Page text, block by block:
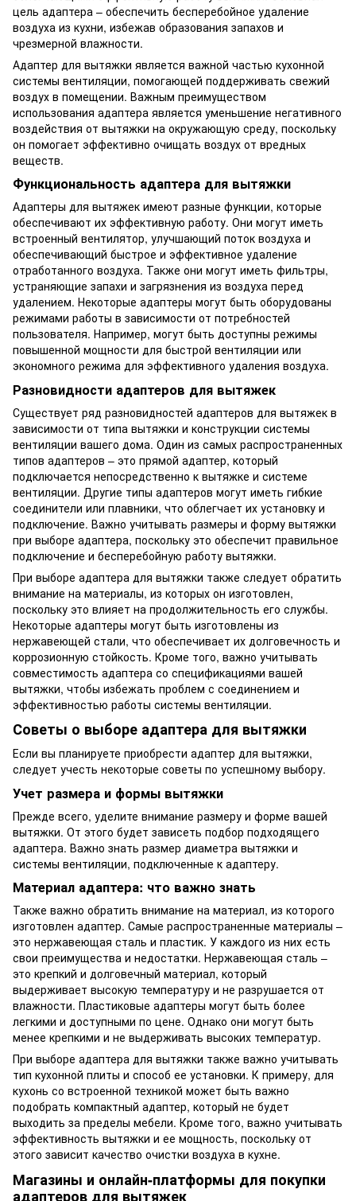
цель адаптера – обеспечить бесперебойное удаление
воздуха из кухни, избежав образования запахов и
чрезмерной влажности.
Адаптер для вытяжки является важной частью кухонной
системы вентиляции, помогающей поддерживать свежий
воздух в помещении. Важным преимуществом
использования адаптера является уменьшение негативного
воздействия от вытяжки на окружающую среду, поскольку
он помогает эффективно очищать воздух от вредных
веществ.
Функциональность адаптера для вытяжки
Адаптеры для вытяжек имеют разные функции, которые
обеспечивают их эффективную работу. Они могут иметь
встроенный вентилятор, улучшающий поток воздуха и
обеспечивающий быстрое и эффективное удаление
отработанного воздуха. Также они могут иметь фильтры,
устраняющие запахи и загрязнения из воздуха перед
удалением. Некоторые адаптеры могут быть оборудованы
режимами работы в зависимости от потребностей
пользователя. Например, могут быть доступны режимы
повышенной мощности для быстрой вентиляции или
экономного режима для эффективного удаления воздуха.
Разновидности адаптеров для вытяжек
Существует ряд разновидностей адаптеров для вытяжек в
зависимости от типа вытяжки и конструкции системы
вентиляции вашего дома. Один из самых распространенных
типов адаптеров – это прямой адаптер, который
подключается непосредственно к вытяжке и системе
вентиляции. Другие типы адаптеров могут иметь гибкие
соединители или плавники, что облегчает их установку и
подключение. Важно учитывать размеры и форму вытяжки
при выборе адаптера, поскольку это обеспечит правильное
подключение и бесперебойную работу вытяжки.
При выборе адаптера для вытяжки также следует обратить
внимание на материалы, из которых он изготовлен,
поскольку это влияет на продолжительность его службы.
Некоторые адаптеры могут быть изготовлены из
нержавеющей стали, что обеспечивает их долговечность и
коррозионную стойкость. Кроме того, важно учитывать
совместимость адаптера со спецификациями вашей
вытяжки, чтобы избежать проблем с соединением и
эффективностью работы системы вентиляции.
Советы о выборе адаптера для вытяжки
Если вы планируете приобрести адаптер для вытяжки,
следует учесть некоторые советы по успешному выбору.
Учет размера и формы вытяжки
Прежде всего, уделите внимание размеру и форме вашей
вытяжки. От этого будет зависеть подбор подходящего
адаптера. Важно знать размер диаметра вытяжки и
системы вентиляции, подключенные к адаптеру.
Материал адаптера: что важно знать
Также важно обратить внимание на материал, из которого
изготовлен адаптер. Самые распространенные материалы –
это нержавеющая сталь и пластик. У каждого из них есть
свои преимущества и недостатки. Нержавеющая сталь –
это крепкий и долговечный материал, который
выдерживает высокую температуру и не разрушается от
влажности. Пластиковые адаптеры могут быть более
легкими и доступными по цене. Однако они могут быть
менее крепкими и не выдерживать высоких температур.
При выборе адаптера для вытяжки также важно учитывать
тип кухонной плиты и способ ее установки. К примеру, для
кухонь со встроенной техникой может быть важно
подобрать компактный адаптер, который не будет
выходить за пределы мебели. Кроме того, важно учитывать
эффективность вытяжки и ее мощность, поскольку от
этого зависит качество очистки воздуха в кухне.
Магазины и онлайн-платформы для покупки
адаптеров для вытяжек